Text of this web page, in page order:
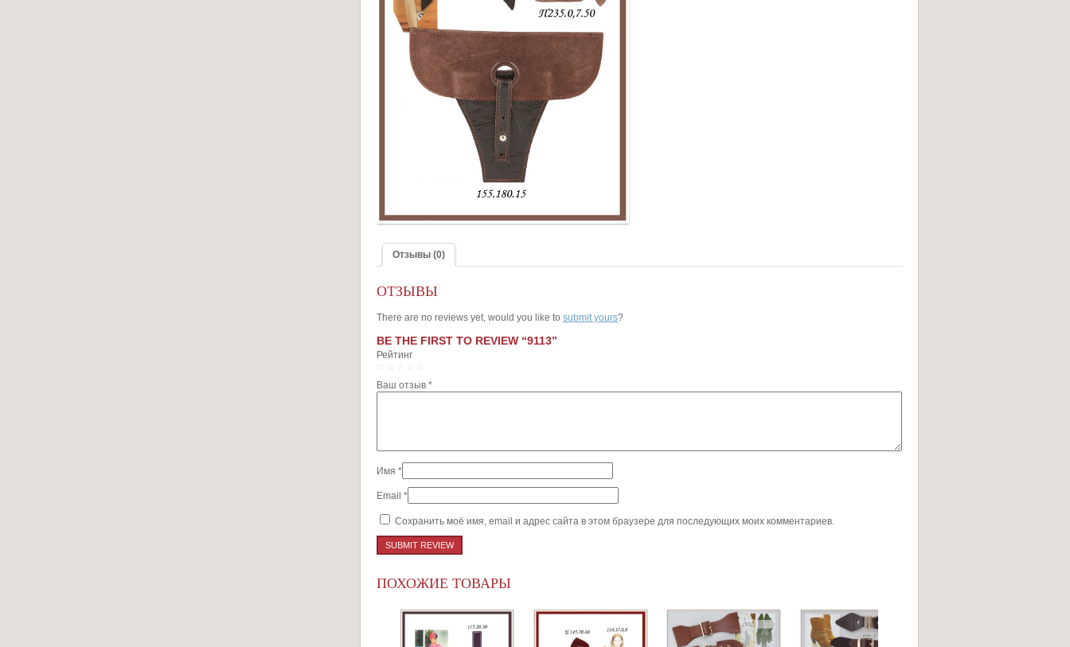
Отзывы (0)
ОТЗЫВЫ
There are no reviews yet, would you like to submit yours?
BE THE FIRST TO REVIEW “9113”
Рейтинг
Ваш отзыв *
Имя *
Email *
Сохранить моё имя, email и адрес сайта в этом браузере для последующих моих комментариев.
ПОХОЖИЕ ТОВАРЫ